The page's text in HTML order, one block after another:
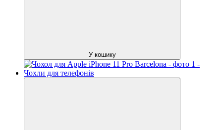
У кошику